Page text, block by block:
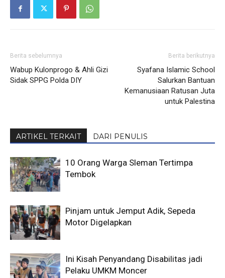
Berita sebelumnya
Wabup Kulonprogo & Ahli Gizi
Sidak SPPG Polda DIY
Berita berikutnya
Syafana Islamic School
Salurkan Bantuan
Kemanusiaan Ratusan Juta
untuk Palestina
ARTIKEL TERKAIT DARI PENULIS
10 Orang Warga Sleman Tertimpa
Tembok
Pinjam untuk Jemput Adik, Sepeda
Motor Digelapkan
Ini Kisah Penyandang Disabilitas jadi
Pelaku UMKM Moncer